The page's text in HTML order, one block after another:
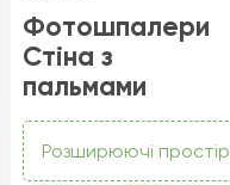
Фотошпалери
Стіна з
пальмами
Розширюючі простір